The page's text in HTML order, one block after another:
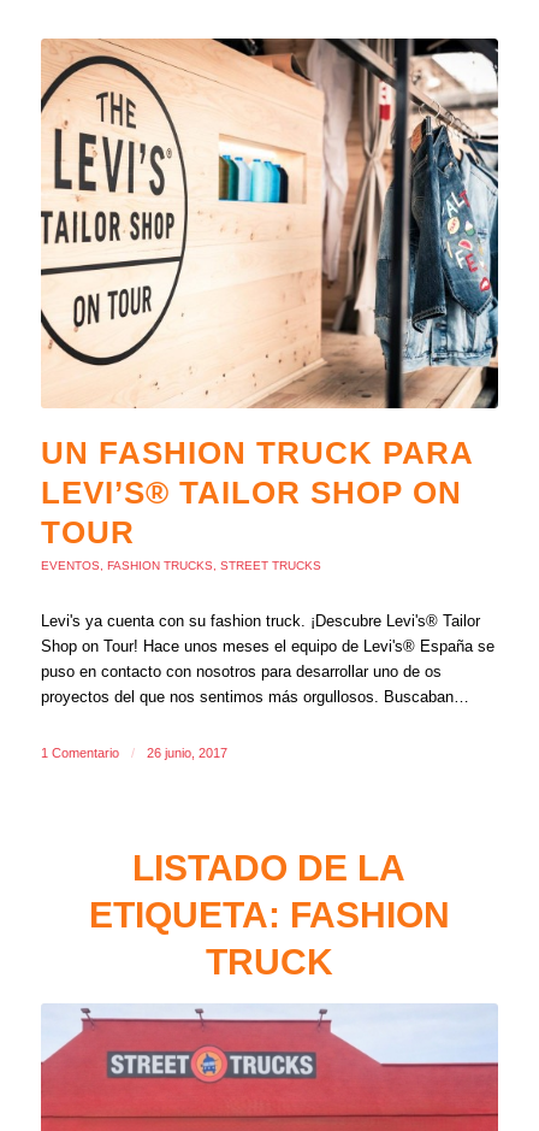
UN FASHION TRUCK PARA
LEVI’S® TAILOR SHOP ON
TOUR
EVENTOS, FASHION TRUCKS, STREET TRUCKS
Levi's ya cuenta con su fashion truck. ¡Descubre Levi's® Tailor
Shop on Tour! Hace unos meses el equipo de Levi's® España se
puso en contacto con nosotros para desarrollar uno de os
proyectos del que nos sentimos más orgullosos. Buscaban…
1 Comentario / 26 junio, 2017
LISTADO DE LA
ETIQUETA: FASHION
TRUCK